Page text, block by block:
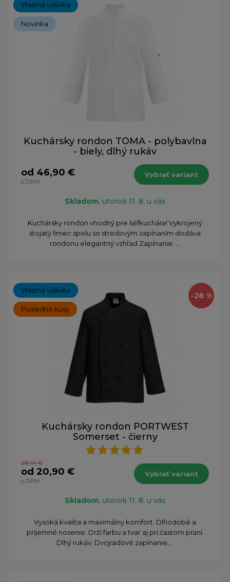
Vlastná výšivka
Novinka
Kuchársky rondon TOMA - polybavlna
- biely, dlhý rukáv
od 46,90 €
s DPH
Vybrať variant
Skladom, utorok 11. 8. u vás
Kuchársky rondon vhodný pre šéfkuchára! Vykrojený
stojatý límec spolu so stredovým zapínaním dodáva
rondonu elegantný vzhľad Zapínanie: ...
-28 %
Vlastná výšivka
Posledné kusy
Kuchársky rondon PORTWEST
Somerset - čierny
28,91 €
od 20,90 €
s DPH
Vybrať variant
Skladom, utorok 11. 8. u vás
Vysoká kvalita a maximálny komfort. Dlhodobé a
príjemné nosenie. Drží farbu a tvar aj pri častom praní.
Dlhý rukáv. Dvojradové zapínanie,...